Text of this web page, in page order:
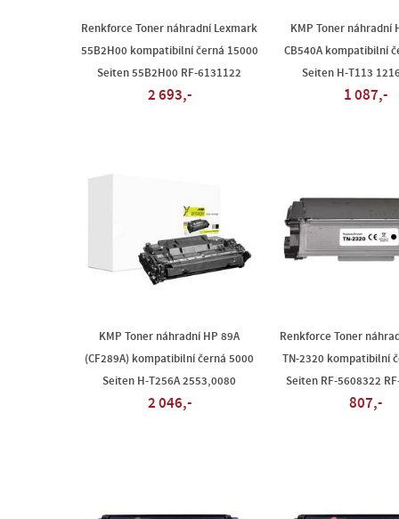
Renkforce Toner náhradní Lexmark
55B2H00 kompatibilní černá 15000
Seiten 55B2H00 RF-6131122
2 693,-
KMP Toner náhradní
CB540A kompatibilní
Seiten H-T113
1 087,-
KMP Toner náhradní HP 89A
(CF289A) kompatibilní černá 5000
Seiten H-T256A 2553,0080
2 046,-
Renkforce Toner
TN-2320 kompatibilní
Seiten RF-5608322
807,-